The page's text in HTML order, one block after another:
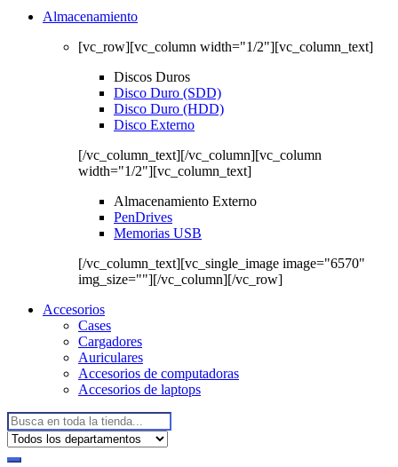
Almacenamiento
[vc_row][vc_column width="1/2"][vc_column_text]
Discos Duros
Disco Duro (SDD)
Disco Duro (HDD)
Disco Externo
[/vc_column_text][/vc_column][vc_column
width="1/2"][vc_column_text]
Almacenamiento Externo
PenDrives
Memorias USB
[/vc_column_text][vc_single_image image="6570"
img_size=""][/vc_column][/vc_row]
Accesorios
Cases
Cargadores
Auriculares
Accesorios de computadoras
Accesorios de laptops
Buscar: